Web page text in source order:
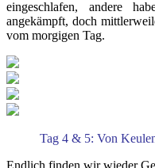
eingeschlafen, andere
angekämpft, doch
vom morgigen Tag.
Tag 4 & 5: Von